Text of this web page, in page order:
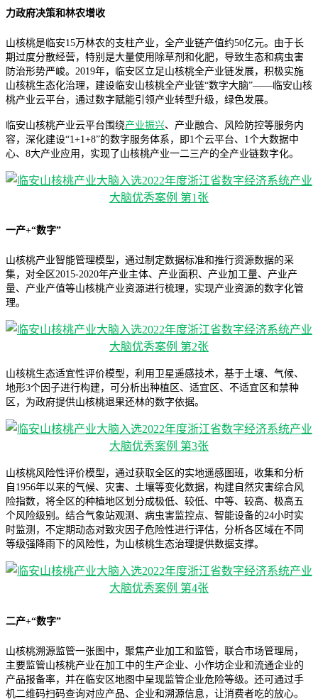
力政府决策和林农增收
山核桃是临安15万林农的支柱产业，全产业链产值约50亿元。由于长
期过度分散经营，特别是大量使用除草剂和化肥，导致生态和病虫害
防治形势严峻。2019年，临安区立足山核桃全产业链发展，积极实施
山核桃生态化治理，建设临安山核桃全产业链“数字大脑”——临安山核
桃产业云平台，通过数字赋能引领产业转型升级，绿色发展。
临安山核桃产业云平台围绕产业振兴、产业融合、风险防控等服务内
容，深化建设“1+1+8”的数字服务体系，即1个云平台、1个大数据中
心、8大产业应用，实现了山核桃产业一二三产的全产业链数字化。
一产+“数字”
山核桃产业智能管理模型，通过制定数据标准和推行资源数据的采
集，对全区2015-2020年产业主体、产业面积、产业加工量、产业产
量、产业产值等山核桃产业资源进行梳理，实现产业资源的数字化管
理。
山核桃生态适宜性评价模型，利用卫星遥感技术，基于土壤、气候、
地形3个因子进行构建，可分析出种植区、适宜区、不适宜区和禁种
区，为政府提供山核桃退果还林的数字依据。
山核桃风险性评价模型，通过获取全区的实地遥感图班，收集和分析
自1956年以来的气候、灾害、土壤等变化数据，构建自然灾害综合风
险指数，将全区的种植地区划分成极低、较低、中等、较高、极高五
个风险级别。结合气象站观测、病虫害监控点、智能设备的24小时实
时监测，不定期动态对致灾因子危险性进行评估，分析各区域在不同
等级强降雨下的风险性，为山核桃生态治理提供数据支撑。
二产+“数字”
山核桃溯源监管一张图中，聚焦产业加工和监管，联合市场管理局，
主要监管山核桃产业在加工中的生产企业、小作坊企业和流通企业的
产品报备率，并在临安区地图中呈现监管企业危险等级。还可通过手
机二维码扫码查询对应产品、企业和溯源信息，让消费者吃的放心。